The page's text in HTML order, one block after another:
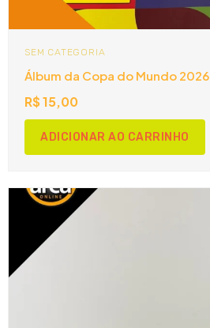
SEM CATEGORIA
Álbum da Copa do Mundo 2026
R$15,00
ADICIONAR AO CARRINHO